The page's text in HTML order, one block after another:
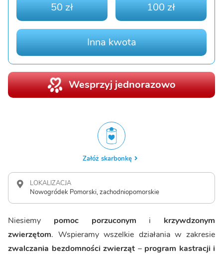
50 zł 100 zł
Inna kwota
Wesprzyj jednorazowo
Załóż skarbonkę
LOKALIZACJA
Nowogródek Pomorski, zachodniopomorskie
Niesiemy pomoc porzuconym i krzywdzonym
zwierzętom. Wspieramy wszelkie działania w zakresie
zwalczania bezdomności zwierząt – program kastracji i